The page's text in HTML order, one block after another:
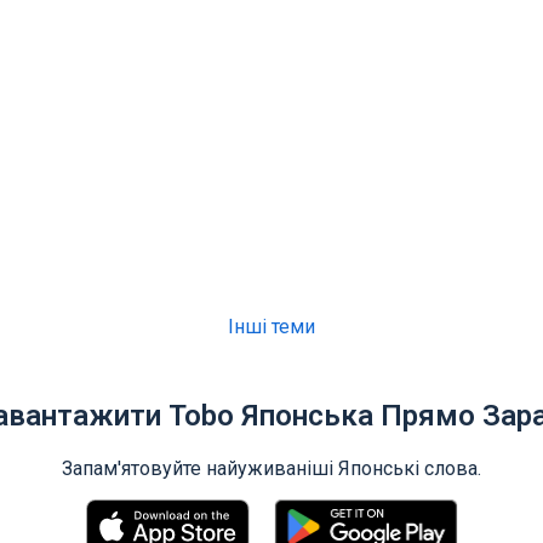
Інші теми
Tobo Японська Прямо
Запам'ятовуйте найуживаніші Японські слова.